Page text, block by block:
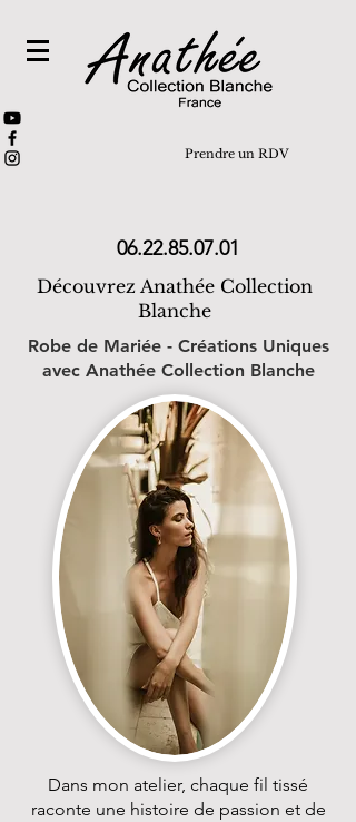
Prendre un RDV
06.22.85.07.01
Découvrez Anathée Collection
Blanche
Robe de Mariée - Créations Uniques
avec Anathée Collection Blanche
Dans mon atelier, chaque fil tissé
raconte une histoire de passion et de